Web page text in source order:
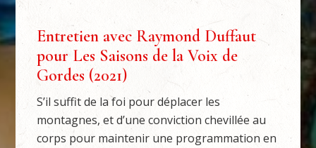
Entretien avec Raymond Duffaut
pour Les Saisons de la Voix de
Gordes (2021)
S’il suffit de la foi pour déplacer les
montagnes, et d’une conviction chevillée au
corps pour maintenir une programmation en